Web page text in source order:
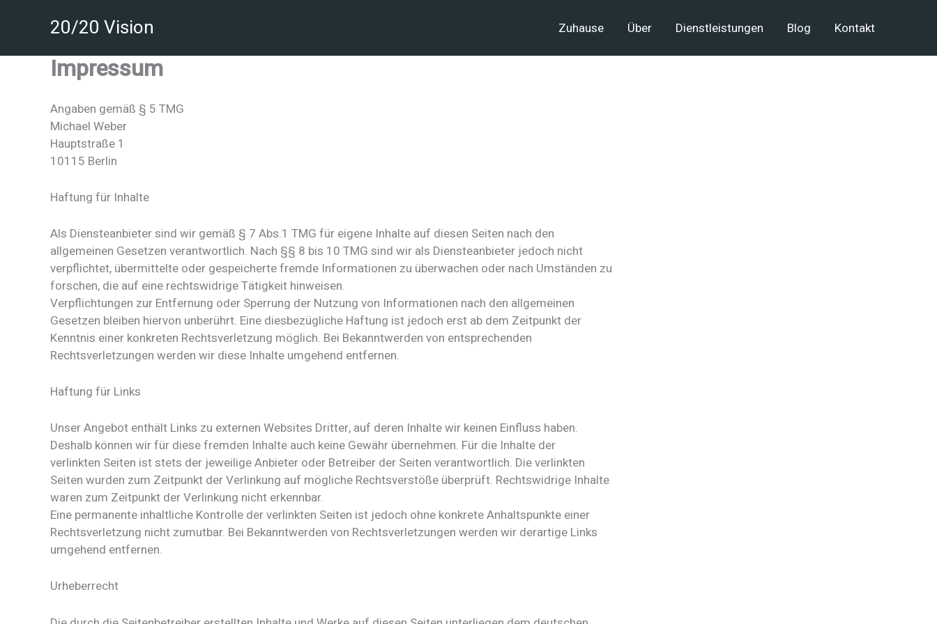
20/20 Vision Zuhause Über Dienstleistungen Blog Kontakt
Impressum
Angaben gemäß § 5 TMG
Michael Weber
Hauptstraße 1
10115 Berlin
Haftung für Inhalte
Als Diensteanbieter sind wir gemäß § 7 Abs.1 TMG für eigene Inhalte auf diesen Seiten nach den
allgemeinen Gesetzen verantwortlich. Nach §§ 8 bis 10 TMG sind wir als Diensteanbieter jedoch nicht
verpflichtet, übermittelte oder gespeicherte fremde Informationen zu überwachen oder nach Umständen zu
forschen, die auf eine rechtswidrige Tätigkeit hinweisen.
Verpflichtungen zur Entfernung oder Sperrung der Nutzung von Informationen nach den allgemeinen
Gesetzen bleiben hiervon unberührt. Eine diesbezügliche Haftung ist jedoch erst ab dem Zeitpunkt der
Kenntnis einer konkreten Rechtsverletzung möglich. Bei Bekanntwerden von entsprechenden
Rechtsverletzungen werden wir diese Inhalte umgehend entfernen.
Haftung für Links
Unser Angebot enthält Links zu externen Websites Dritter, auf deren Inhalte wir keinen Einfluss haben.
Deshalb können wir für diese fremden Inhalte auch keine Gewähr übernehmen. Für die Inhalte der
verlinkten Seiten ist stets der jeweilige Anbieter oder Betreiber der Seiten verantwortlich. Die verlinkten
Seiten wurden zum Zeitpunkt der Verlinkung auf mögliche Rechtsverstöße überprüft. Rechtswidrige Inhalte
waren zum Zeitpunkt der Verlinkung nicht erkennbar.
Eine permanente inhaltliche Kontrolle der verlinkten Seiten ist jedoch ohne konkrete Anhaltspunkte einer
Rechtsverletzung nicht zumutbar. Bei Bekanntwerden von Rechtsverletzungen werden wir derartige Links
umgehend entfernen.
Urheberrecht